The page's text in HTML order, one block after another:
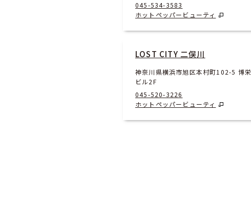
045-534-3583
ホットペッパービューティ
LOST CITY 二俣川
神奈川県横浜市旭区本村町102-5 博栄
ビル2F
045-520-3226
ホットペッパービューティ